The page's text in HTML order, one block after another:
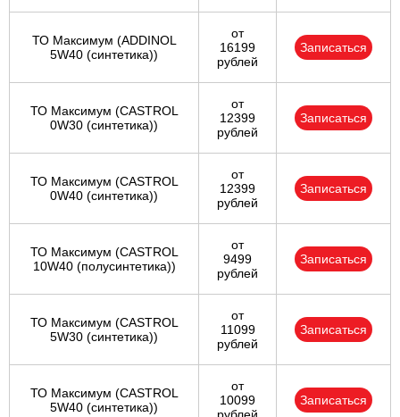
ТО Максимум (ADDINOL
5W40 (синтетика))
от
16199
рублей
Записаться
ТО Максимум (CASTROL
0W30 (синтетика))
от
12399
рублей
Записаться
ТО Максимум (CASTROL
0W40 (синтетика))
от
12399
рублей
Записаться
ТО Максимум (CASTROL
10W40 (полусинтетика))
от
9499
рублей
Записаться
ТО Максимум (CASTROL
5W30 (синтетика))
от
11099
рублей
Записаться
ТО Максимум (CASTROL
5W40 (синтетика))
от
10099
Записаться